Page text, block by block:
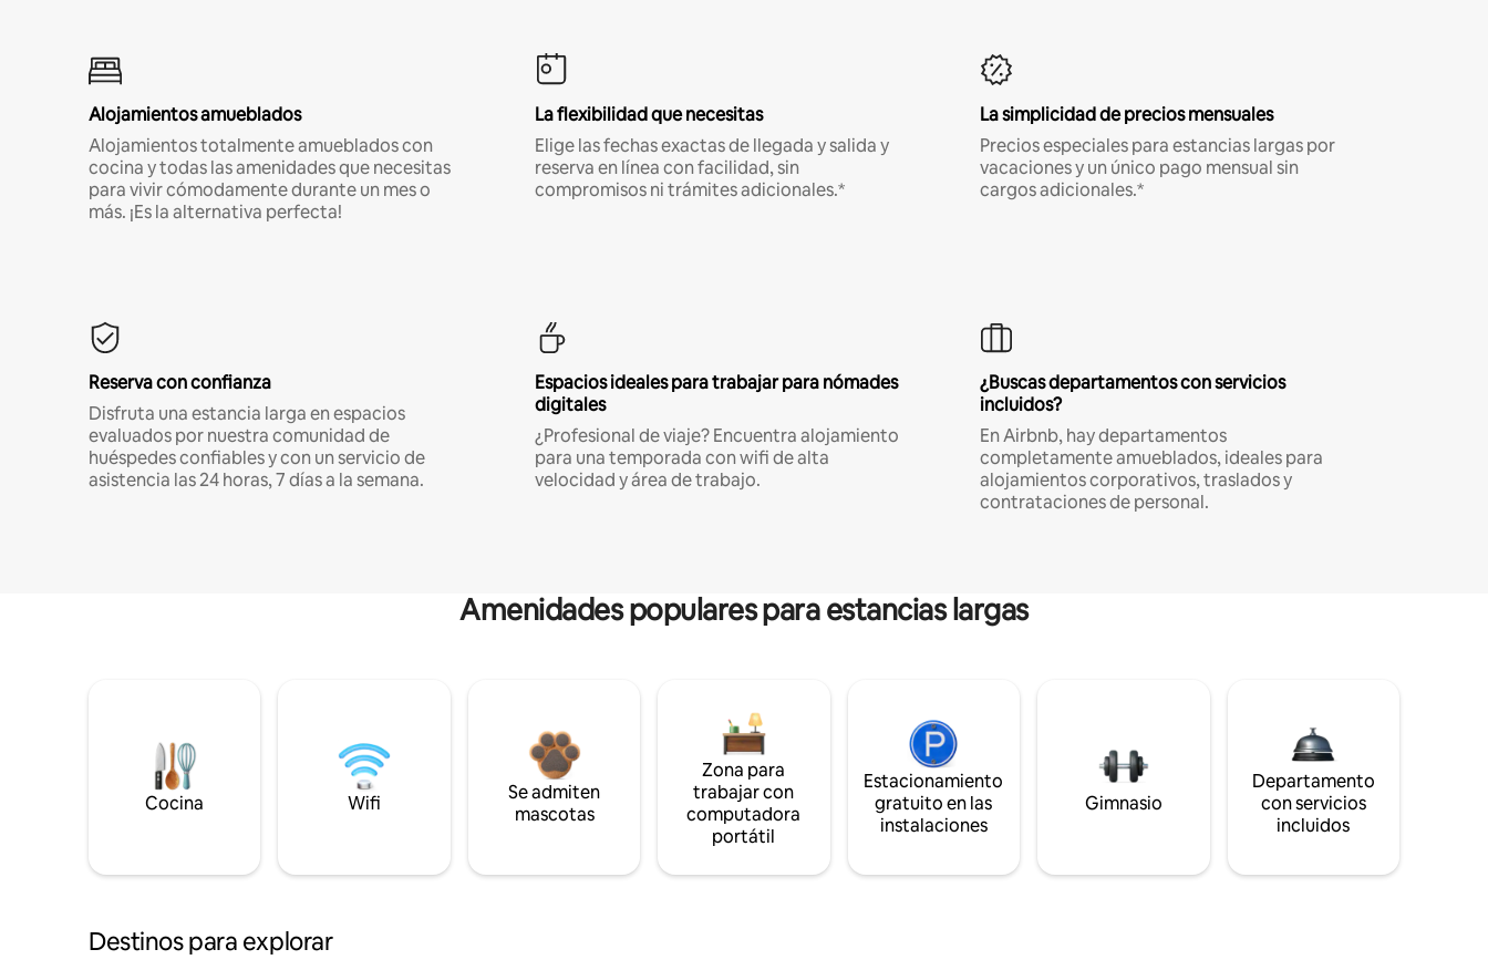
Alojamientos amueblados
Alojamientos totalmente amueblados con
cocina y todas las amenidades que necesitas
para vivir cómodamente durante un mes o
más. ¡Es la alternativa perfecta!
La flexibilidad que necesitas
Elige las fechas exactas de llegada y salida y
reserva en línea con facilidad, sin
compromisos ni trámites adicionales.*
La simplicidad de precios mensuales
Precios especiales para estancias largas por
vacaciones y un único pago mensual sin
cargos adicionales.*
Reserva con confianza
Disfruta una estancia larga en espacios
evaluados por nuestra comunidad de
huéspedes confiables y con un servicio de
asistencia las 24 horas, 7 días a la semana.
Espacios ideales para trabajar para nómades
digitales
¿Profesional de viaje? Encuentra alojamiento
para una temporada con wifi de alta
velocidad y área de trabajo.
¿Buscas departamentos con servicios
incluidos?
En Airbnb, hay departamentos
completamente amueblados, ideales para
alojamientos corporativos, traslados y
contrataciones de personal.
Amenidades populares para estancias largas
Cocina Wifi
Se admiten
mascotas
Zona para
trabajar con
computadora
portátil
Estacionamiento
gratuito en las
instalaciones
Gimnasio
Departamento
con servicios
incluidos
Destinos para explorar